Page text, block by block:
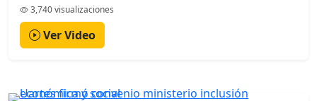
3,740 visualizaciones
Ver Video